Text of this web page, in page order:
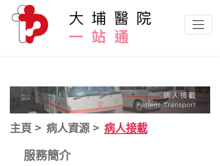
跳到主要內容
主頁 病人資源 病人接載
服務簡介